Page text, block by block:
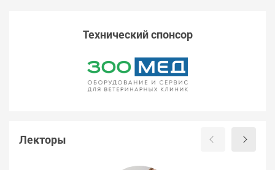
Технический спонсор
Лекторы